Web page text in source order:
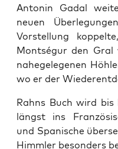
Antonin Gadal
neuen
Vorstel­lung
Montségur den
nahegele­ge­nen
wo er der
Rahns Buch wird
längst ins
und Spanis­che
Himm­ler beson­ders